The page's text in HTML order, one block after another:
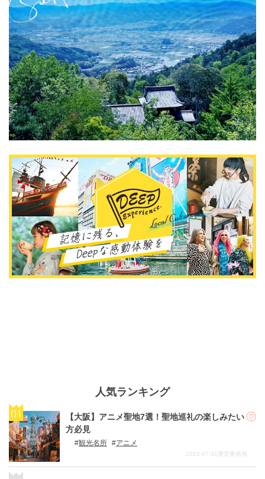
人気ランキング
【大阪】アニメ聖地7選！聖地巡礼の楽しみたい
方必見
観光名所 アニメ
2023-07-31 運営事務局